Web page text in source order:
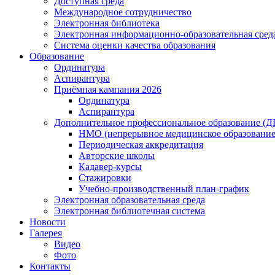
Международное сотрудничество
Электронная библиотека
Электронная информационно-образовательная
Система оценки качества образования
Образование
Ординатура
Аспирантура
Приёмная кампания 2026
Ординатура
Аспирантура
Дополнительное профессиональное образование
НМО (непрерывное медицинское
Периодическая аккредитация
Авторские школы
Кадавер-курсы
Стажировки
Учебно-производственный план-график
Электронная образовательная среда
Электронная библиотечная система
Новости
Галерея
Видео
Фото
Контакты